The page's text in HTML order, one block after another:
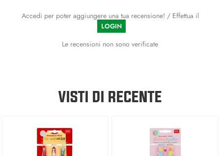
Accedi per poter aggiungere una tua recensione! / Effettua il
LOGIN
Le recensioni non sono verificate
VISTI DI RECENTE